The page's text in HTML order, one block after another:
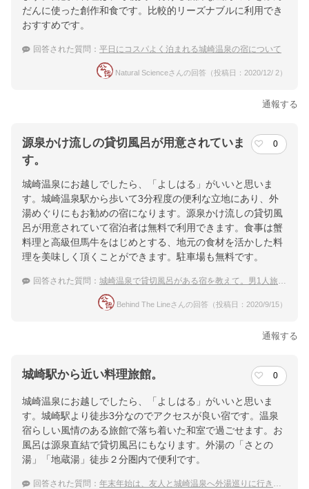
だんに使った創作和食です。比較的リーズナブルに利用でき
おすすめです。
回答された質問： 平日にコスパよく泊まれる城崎温泉の宿について
Natural Scienceさんの回答（投稿日：2020/12/ 2）
通報する
源泉かけ流しの貸切風呂が用意されていま
す。
0
城崎温泉にお越しでしたら、「よしはる」がいいと思いま
す。城崎温泉駅から歩いて3分程度の便利な立地にあり、外
湯めぐりにもお勧めの宿になります。源泉かけ流しの貸切風
呂が用意されていて宿泊者は無料で利用できます。食事は蟹
料理と高級但馬牛をはじめとする、地元の食材を活かした料
理を美味しく頂くことができます。駐車場も無料です。
回答された質問： 城崎温泉で貸切風呂がある宿を教えて。男1人旅、車で行きます。
Behind The Lineさんの回答（投稿日：2020/9/15）
通報する
城崎駅から近い料理旅館。 0
城崎温泉にお越しでしたら、「よしはる」がいいと思いま
す。城崎駅より徒歩3分なのでアクセスが良い宿です。温泉
宿らしい風情のある旅館で落ち着いた和室で過ごせます。お
風呂は源泉直結で貸切風呂にもなります。外湯の「さとの
湯」「地蔵湯」徒歩２分圏内で便利です。
回答された質問： 年末年始は、友人と城崎温泉へ外湯巡りに行きたいです。おすすめのお宿を教えて下さい。